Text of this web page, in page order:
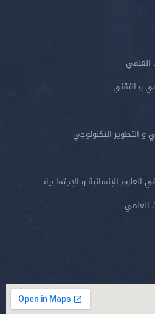
العلمي
و التقني
و التطوير التكنولوجي
العلوم الإنسانية و الإجتماعية
العلمي